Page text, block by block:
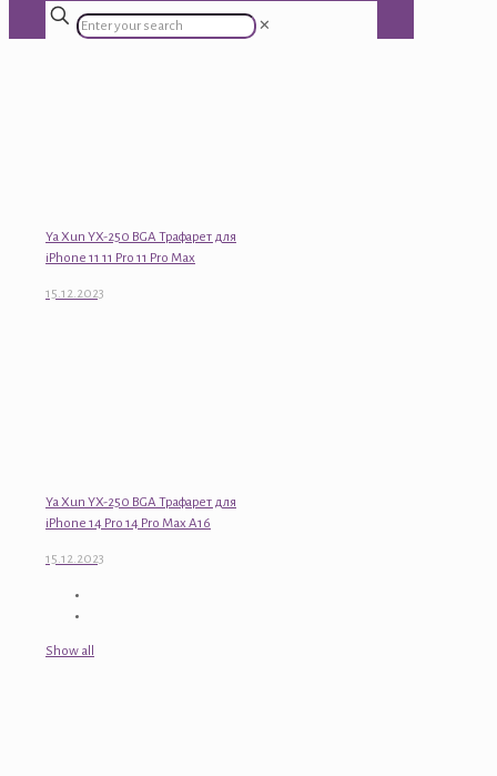
✕
Ya Xun YX-250 BGA Трафарет для
iPhone 11 11 Pro 11 Pro Max
15.12.2023
Ya Xun YX-250 BGA Трафарет для
iPhone 14 Pro 14 Pro Max A16
15.12.2023
Show all